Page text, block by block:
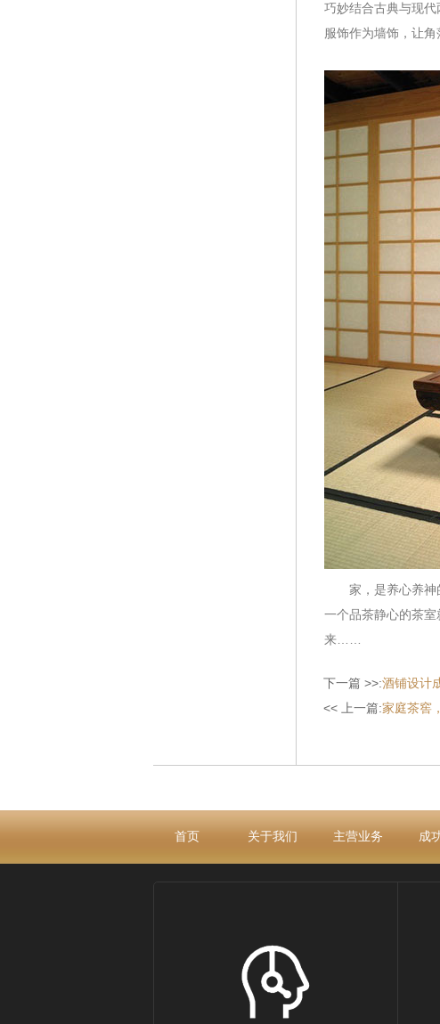
巧妙结合古典与现
服饰作为墙饰，让角
家，是养心养神的
一个品茶静心的茶
来……
下一篇 >>:酒铺设计
<< 上一篇:家庭茶窖
首页 关于我们 主营业务 成